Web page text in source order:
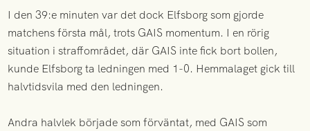
I den 39:e minuten var det dock Elfsborg som gjorde
matchens första mål, trots GAIS momentum. I en rörig
situation i straffområdet, där GAIS inte fick bort bollen,
kunde Elfsborg ta ledningen med 1-0. Hemmalaget gick till
halvtidsvila med den ledningen.
Andra halvlek började som förväntat, med GAIS som